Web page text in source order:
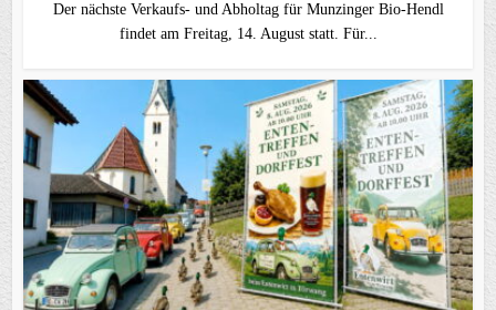
Der nächste Verkaufs- und Abholtag für Munzinger Bio-Hendl
findet am Freitag, 14. August statt. Für...